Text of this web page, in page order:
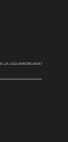
LA LIGA AMERICANA?